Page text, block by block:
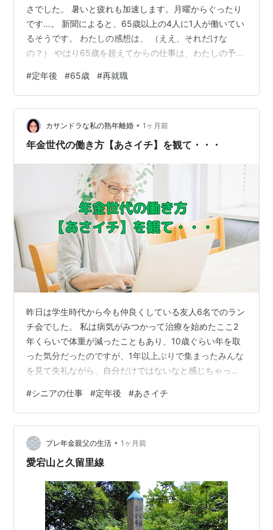
さでした。 暑いと疲れも加速します。月曜からぐったり
です…。 新聞によると、65歳以上の4人に1人が働いてい
るそうです。 わたしの感想は、 （ええ、それだけな
の？） やはり65歳を超えてからの仕事は、わたしの予想
力を当てにしては、やはりまずいのでしょうか。 昔コン
ビニ工場で10年夜勤のパートをやりましたが、あのころ
は30代でした。 深夜のパートを終えた後、家事や育児を
こなす体力もあったように思います。 口であれこれ言っ
ても、最後は力のある個体が生き残るのが、自然界隈の
#定年後 #65歳 #再就職
カサンドラな私の熟年離婚 • 1ヶ月前
年金世代の働き方【あさイチ】を観て・・・
昨日は学生時代から今も仲良くしている友人6名でのラン
チ会でした。 私は病気がみつかって治療を始めたここ2
年くらいで体重が減ったこともあり、10歳ぐらい年を取
った気分だったのですが、1年以上ぶりで集まったみんな
を見て失礼ながら、自分だけではないなと感じちゃった
せたね」でしたけど。 で、やはり話題は定年になってか
らの今の暮らしの事。 ちょうど、今朝のあさイチもシニ
アの働き方の特集でしたので共通することも多い感じで
した。 番組ではシニアの働き方は変わってきている、求
人も増えシニアのニーズに合った働き方が出来るように
#シニアの仕事 #定年後 #あさイチ
プレ年金親父の生活 • 1ヶ月前
愛宕山と久留里線